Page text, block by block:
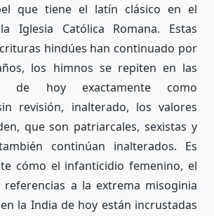
que tiene el latín clásico en el
Iglesia Católica Romana. Estas
hindúes han continuado por
los himnos se repiten en las
de hoy exactamente como
revisión, inalterado, los valores
que son patriarcales, sexistas y
continúan inalterados. Es
cómo el infanticidio femenino, el
a la extrema misoginia
la India de hoy están incrustadas